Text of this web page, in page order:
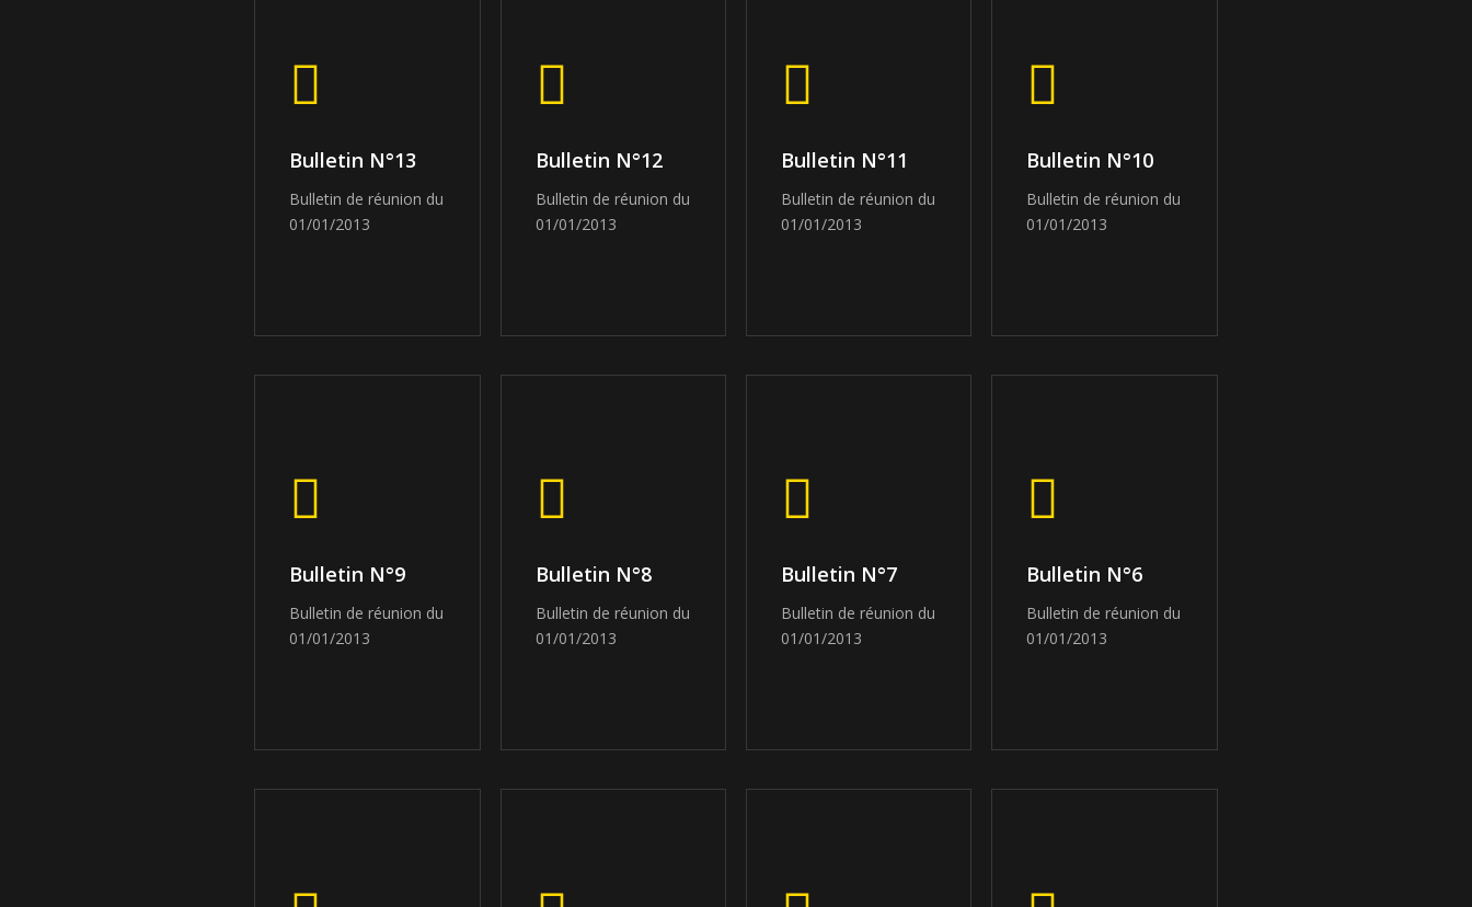
Bulletin N°13
Bulletin de réunion du
01/01/2013
Bulletin N°12
Bulletin de réunion du
01/01/2013
Bulletin N°11
Bulletin de réunion du
01/01/2013
Bulletin N°10
Bulletin de réunion du
01/01/2013
Bulletin N°9
Bulletin de réunion du
01/01/2013
Bulletin N°8
Bulletin de réunion du
01/01/2013
Bulletin N°7
Bulletin de réunion du
01/01/2013
Bulletin N°6
Bulletin de réunion du
01/01/2013